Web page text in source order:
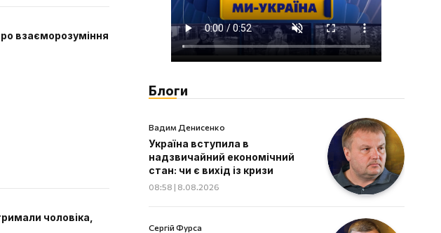
взаєморозуміння
чоловіка,
Блоги
Вадим Денисенко
Україна вступила в
надзвичайний економічний
стан: чи є вихід із кризи
08:58 | 8.08.2026
Сергій Фурса